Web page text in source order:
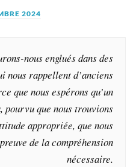
2024
nous englués dans des
nous rappellent d’anciens
que nous espérons qu’un
pourvu que nous trouvions
appropriée, que nous
de la compréhension
nécessaire.